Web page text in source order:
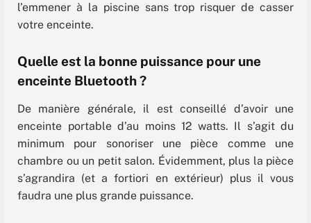
l’emmener à la piscine sans trop risquer de casser
votre enceinte.
Quelle est la bonne puissance pour une
enceinte Bluetooth ?
De manière générale, il est conseillé d’avoir une
enceinte portable d’au moins 12 watts. Il s’agit du
minimum pour sonoriser une pièce comme une
chambre ou un petit salon. Évidemment, plus la pièce
s’agrandira (et a fortiori en extérieur) plus il vous
faudra une plus grande puissance.